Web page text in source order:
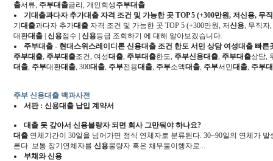
출서류, 주부대출금리, 개인회생주부대출
기대출과다자 추가대출 자격 조건 및 가능한 곳 TOP 5 (+300만원, 저신용, 무
기대출과다자 추가대출 자격 조건 및 가능한 곳 TOP 5 (+300만원, 저신용, 무직자
대환대출 |신용점수 |신용등급 조회하기 에 대해 알아보겠습니다.
주부대출 - 현대스위스레이디론신용대출 조건 한도 서민 상담 여성대출 빠른
주부대출, 주부대출조건, 여성대출, 주부대출한도, 주부신용대출, 주부대출상담,
대출, 주부대환대출, 300대출, 주부전용대출, 주부소액대출, 주부서민대출, 주부
주부 신용대출 백과사전
서판 :신용대출 납입 계약서
대출 못 갚아서신용불량자 되면 회사 그만둬야 하나요?
대출 연체기간이 30일을 넘어가면 정식 연체자로 분류된다. 30~90일의 연체가
른다. 보통 장기연체자를신용불량자 혹은 채무불이행자로...
부채와신용